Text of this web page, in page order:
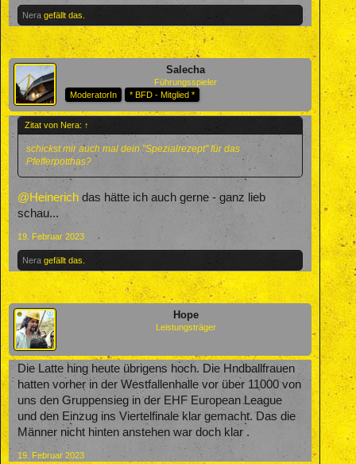
Nera gefällt das.
Salecha
Führungsspieler
ModeratorIn
* BFD - Mitglied *
Zitat von Nera: ↑
schickst mir auch mal dein "Spezialrezept" für das
Pfefferpotthas?
@Heinerich das hätte ich auch gerne - ganz lieb
schau...
19. Februar 2023
Nera gefällt das.
Hope
Leistungsträger
Die Latte hing heute übrigens hoch. Die Hndballfrauen
hatten vorher in der Westfallenhalle vor über 11000 von
uns den Gruppensieg in der EHF European League
und den Einzug ins Viertelfinale klar gemacht. Das die
Männer nicht hinten anstehen war doch klar .
19. Februar 2023